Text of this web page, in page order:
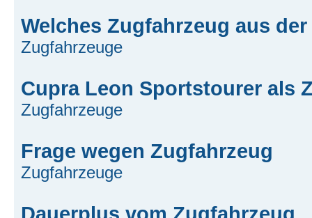
Welches Zugfahrzeug aus
Zugfahrzeuge
Cupra Leon Sportstourer als
Zugfahrzeuge
Frage wegen Zugfahrzeug
Zugfahrzeuge